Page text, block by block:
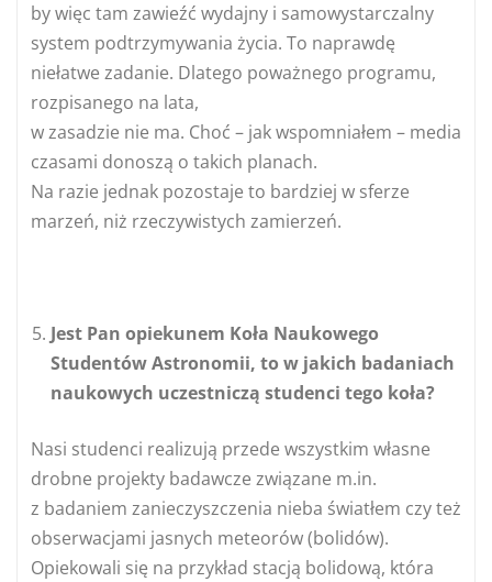
by więc tam zawieźć wydajny i samowystarczalny
system podtrzymywania życia. To naprawdę
niełatwe zadanie. Dlatego poważnego programu,
rozpisanego na lata,
w zasadzie nie ma. Choć – jak wspomniałem – media
czasami donoszą o takich planach.
Na razie jednak pozostaje to bardziej w sferze
marzeń, niż rzeczywistych zamierzeń.
Jest Pan opiekunem Koła Naukowego
Studentów Astronomii, to w jakich badaniach
naukowych uczestniczą studenci tego koła?
Nasi studenci realizują przede wszystkim własne
drobne projekty badawcze związane m.in.
z badaniem zanieczyszczenia nieba światłem czy też
obserwacjami jasnych meteorów (bolidów).
Opiekowali się na przykład stacją bolidową, która